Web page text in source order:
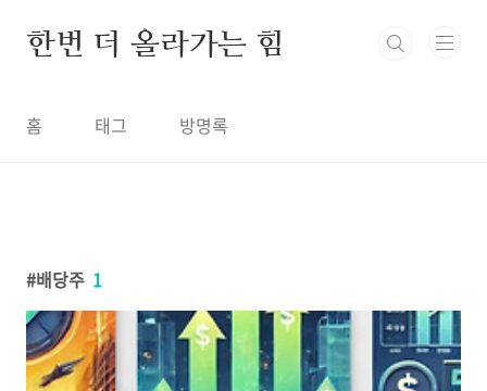
한번 더 올라가는 힘
홈 태그 방명록
배당주 1